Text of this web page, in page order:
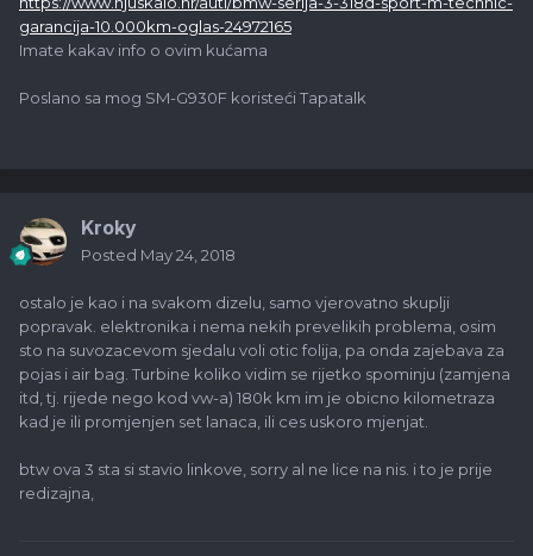
garancija-10.000km-oglas-24972165
Imate kakav info o ovim kućama
Poslano sa mog SM-G930F koristeći Tapatalk
Kroky
Posted May 24, 2018
ostalo je kao i na svakom dizelu, samo vjerovatno skuplji
popravak. elektronika i nema nekih prevelikih problema, osim
sto na suvozacevom sjedalu voli otic folija, pa onda zajebava za
pojas i air bag. Turbine koliko vidim se rijetko spominju (zamjena
itd, tj. rijede nego kod vw-a) 180k km im je obicno kilometraza
kad je ili promjenjen set lanaca, ili ces uskoro mjenjat.
btw ova 3 sta si stavio linkove, sorry al ne lice na nis. i to je prije
redizajna,